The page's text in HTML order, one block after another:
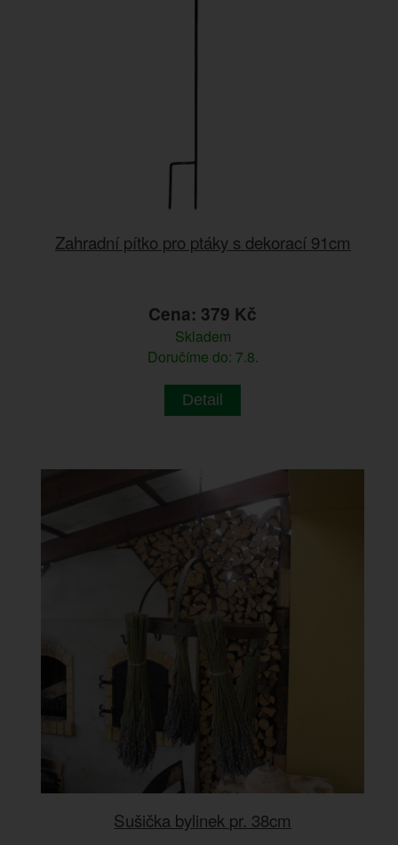
Zahradní pítko pro ptáky s dekorací 91cm
Cena: 379 Kč
Skladem
Doručíme do: 7.8.
Detail
Sušička bylinek pr. 38cm